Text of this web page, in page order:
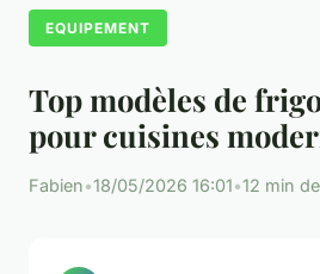
EQUIPEMENT
Top modèles de
pour cuisines
Fabien•18/05/2026 16:01•12 min